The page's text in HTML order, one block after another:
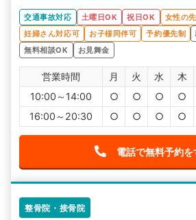
くださり、とても助かりました。
交通事故対応 土曜日OK 祝日OK
女性の
妊婦さん対応可
お子様同伴可 予約優先制
無料相談OK
お見舞金
営業時間 月 火 水 木
10:00～14:00
○ ○ ○ ○
16:00～20:30
○ ○ ○ ○
電話で無料予約を
整骨院・接骨院